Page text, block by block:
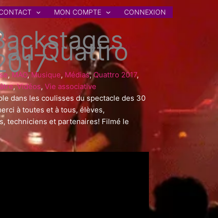
MON COMPTE CONNEXION
au Quattro
, MAO,Musique, Médias,Quattro 2017,
,Vidéos, Vie associative
dans les coulisses du spectacle des 30
à toutes et à tous, élèves,
techniciens et partenaires! Filmé le